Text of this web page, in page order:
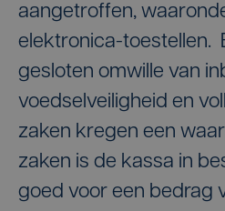
aangetroffen,
elektronica-toestellen.
gesloten omwille van
voedselveiligheid en
zaken kregen een
zaken is de kassa in
goed voor een bedrag